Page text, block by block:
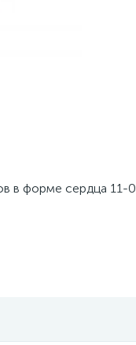
в форме сердца 11-